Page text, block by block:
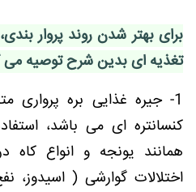
برای بهتر شدن روند پروار
تغذیه ای بدین شرح توصیه می
1- جیره غذایی بره پرواری
کنسانتره ای می باشد،
همانند یونجه و انواع کاه
اختلالات گوارشی (